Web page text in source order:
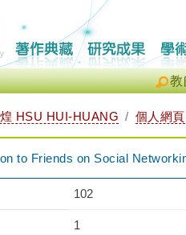
教
HSU HUI-HUANG 個人網頁
to Friends on Social
102
1